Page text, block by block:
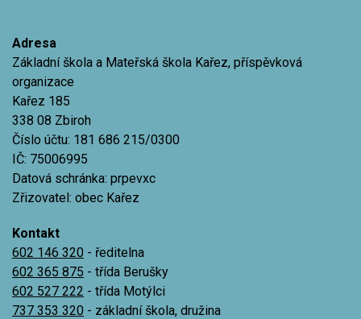
Adresa
Základní škola a Mateřská škola Kařez, příspěvková
organizace
Kařez 185
338 08 Zbiroh
Číslo účtu: 181 686 215/0300
IČ: 75006995
Datová schránka: prpevxc
Zřizovatel: obec Kařez
Kontakt
602 146 320 - ředitelna
602 365 875 - třída Berušky
602 527 222 - třída Motýlci
737 353 320 - základní škola, družina